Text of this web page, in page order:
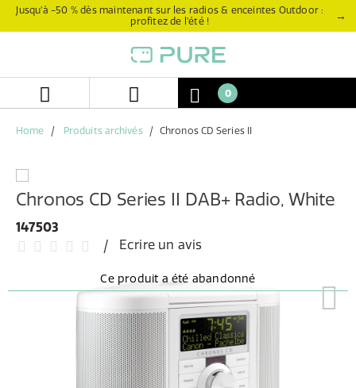
Aller
AllerJusqu’à -50 % dès maintenant sur les radios & enceintes Outdoor :
profitez de l’été !
→
0
Home Produits archivés Chronos CD Series II
Chronos CD Series II DAB+ Radio, White
147503
Ecrire un avis